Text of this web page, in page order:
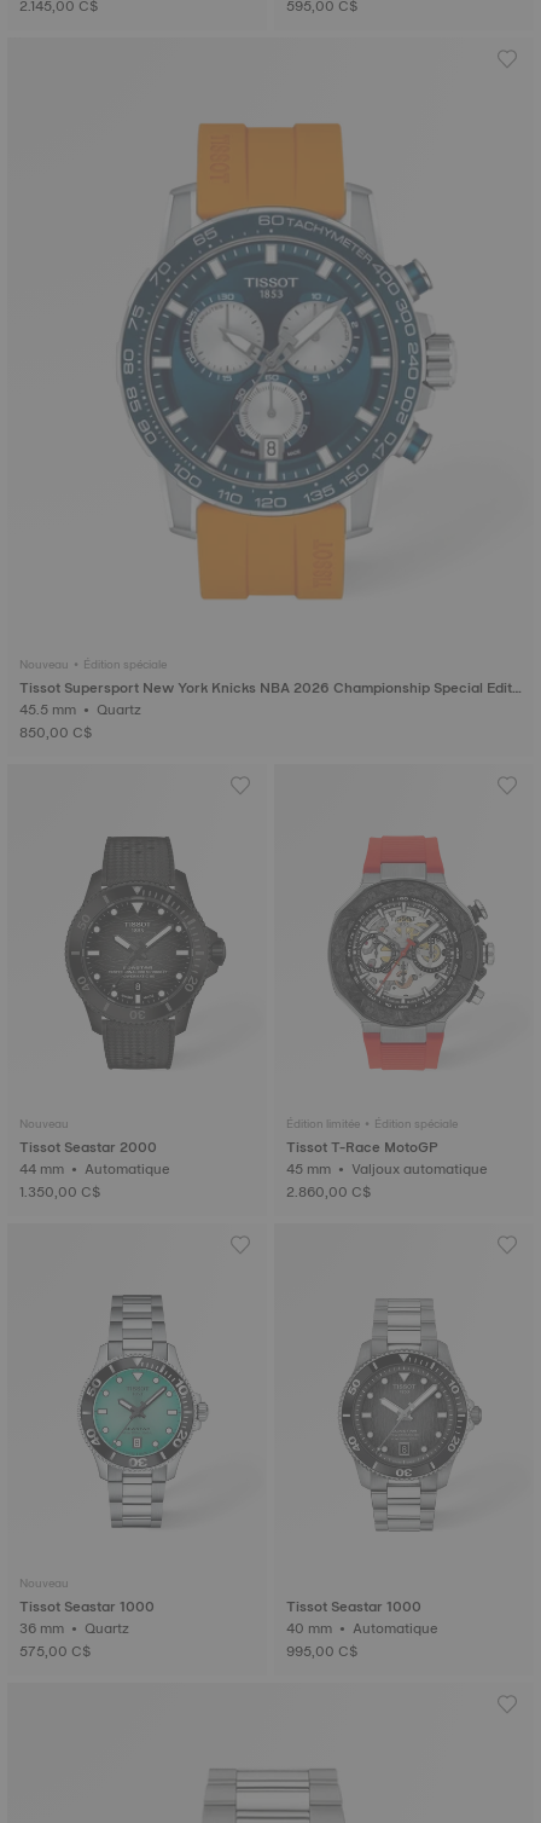
• Charbon forgé
2.145,00 C$
595,00 C$
Nouveau • Édition spéciale
Tissot Supersport New York Knicks NBA 2026 Championship Special Editi
on
45.5 mm • Quartz
850,00 C$
Nouveau
Tissot Seastar 2000
44 mm • Automatique
1.350,00 C$
Édition limitée • Édition spéciale
Tissot T-Race MotoGP
45 mm • Valjoux automatique
2.860,00 C$
Nouveau
Tissot Seastar 1000
36 mm • Quartz
575,00 C$
Tissot Seastar 1000
40 mm • Automatique
995,00 C$